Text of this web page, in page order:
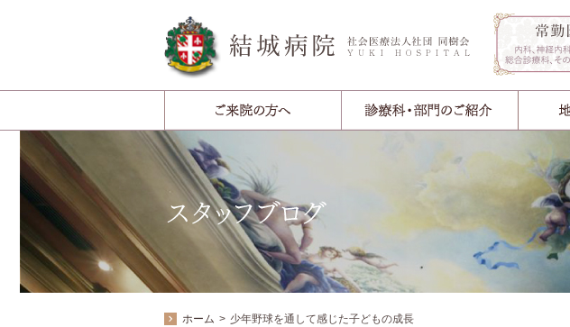
ホーム 少年野球を通して感じた子どもの成長